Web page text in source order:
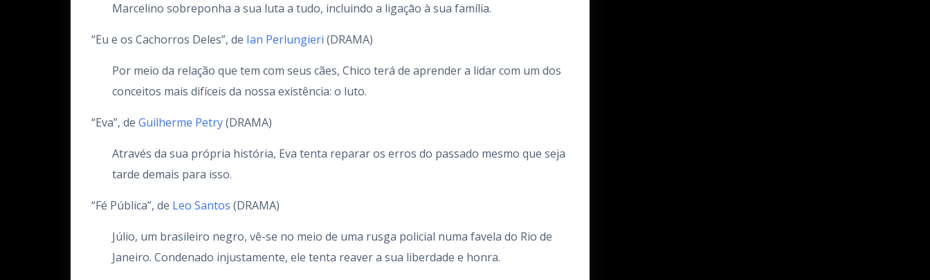
Marcelino sobreponha a sua luta a tudo, incluindo a ligaçāo à sua família.
“Eu e os Cachorros Deles”, de Ian Perlungieri (DRAMA)
Por meio da relação que tem com seus cães, Chico terá de aprender a lidar com um dos
conceitos mais difíceis da nossa existência: o luto.
“Eva”, de Guilherme Petry(DRAMA)
Através da sua própria história, Eva tenta reparar os erros do passado mesmo que seja
tarde demais para isso.
“Fé Pública”, de Leo Santos (DRAMA)
Júlio, um brasileiro negro, vê-se no meio de uma rusga policial numa favela do Rio de
Janeiro. Condenado injustamente, ele tenta reaver a sua liberdade e honra.